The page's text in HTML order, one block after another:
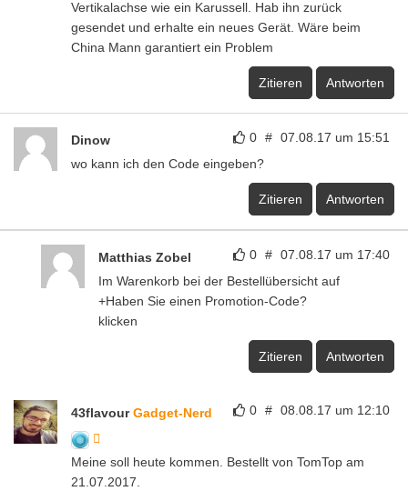
Vertikalachse wie ein Karussell. Hab ihn zurück
gesendet und erhalte ein neues Gerät. Wäre beim
China Mann garantiert ein Problem
Zitieren Antworten
0 # 07.08.17 um 15:51
Dinow
wo kann ich den Code eingeben?
Zitieren Antworten
0 # 07.08.17 um 17:40
Matthias Zobel
Im Warenkorb bei der Bestellübersicht auf
+Haben Sie einen Promotion-Code?
klicken
Zitieren Antworten
0 # 08.08.17 um 12:10
43flavourGadget-Nerd
Meine soll heute kommen. Bestellt von TomTop am
21.07.2017.